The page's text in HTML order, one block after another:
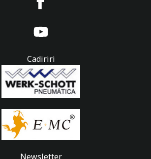
Cadiriri
Newsletter